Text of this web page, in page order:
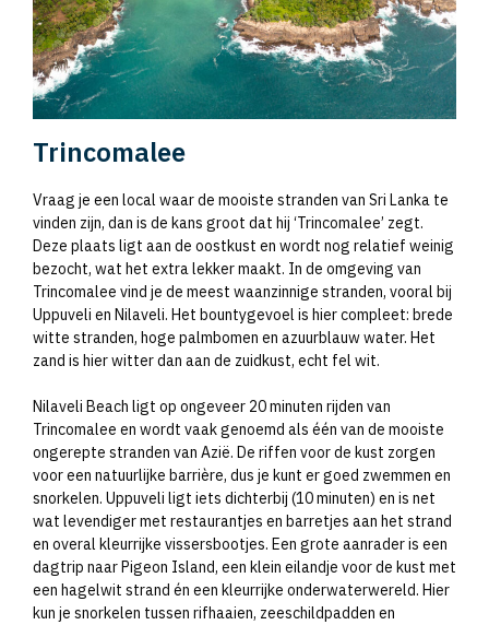
Trincomalee
Vraag je een local waar de mooiste stranden van Sri Lanka te
vinden zijn, dan is de kans groot dat hij ‘Trincomalee’ zegt.
Deze plaats ligt aan de oostkust en wordt nog relatief weinig
bezocht, wat het extra lekker maakt. In de omgeving van
Trincomalee vind je de meest waanzinnige stranden, vooral bij
Uppuveli en Nilaveli. Het bountygevoel is hier compleet: brede
witte stranden, hoge palmbomen en azuurblauw water. Het
zand is hier witter dan aan de zuidkust, echt fel wit.
Nilaveli Beach ligt op ongeveer 20 minuten rijden van
Trincomalee en wordt vaak genoemd als één van de mooiste
ongerepte stranden van Azië. De riffen voor de kust zorgen
voor een natuurlijke barrière, dus je kunt er goed zwemmen en
snorkelen. Uppuveli ligt iets dichterbij (10 minuten) en is net
wat levendiger met restaurantjes en barretjes aan het strand
en overal kleurrijke vissersbootjes. Een grote aanrader is een
dagtrip naar Pigeon Island, een klein eilandje voor de kust met
een hagelwit strand én een kleurrijke onderwaterwereld. Hier
kun je snorkelen tussen rifhaaien, zeeschildpadden en